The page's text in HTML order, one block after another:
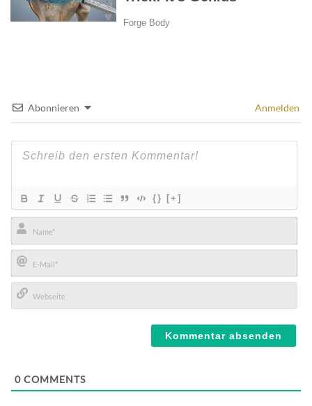
Abonnieren Anmelden
{} [+]
Name*
E-
Mail*
0 COMMENTS